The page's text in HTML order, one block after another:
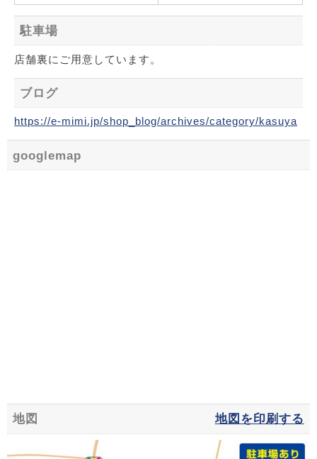
駐車場
店舗裏にご用意しています。
ブログ
https://e-mimi.jp/shop_blog/archives/category/kasuya
googlemap
地図 地図を印刷する